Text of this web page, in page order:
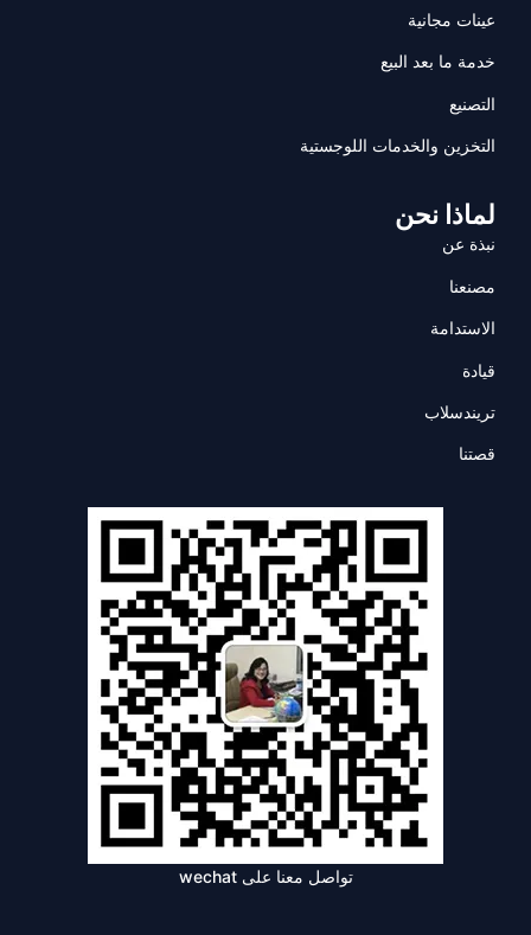
عينات مجانية
خدمة ما بعد البيع
التصنيع
التخزين والخدمات اللوجستية
لماذا نحن
نبذة عن
مصنعنا
الاستدامة
قيادة
تريندسلاب
قصتنا
تواصل معنا على wechat